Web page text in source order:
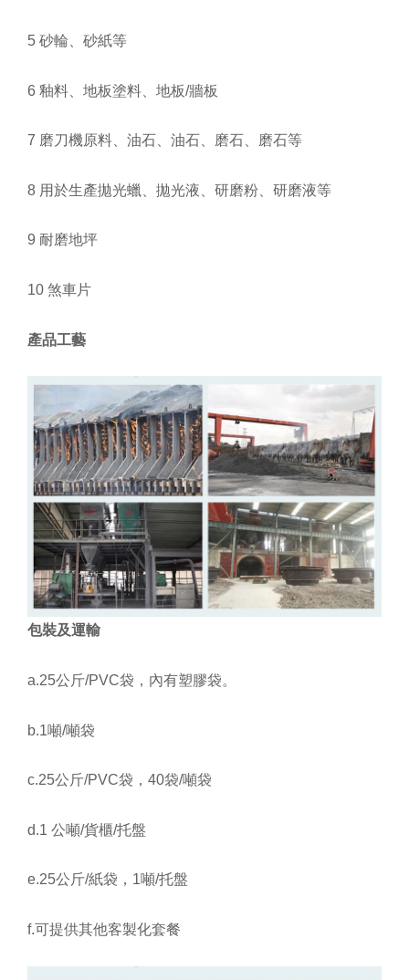
5 砂輪、砂紙等
6 釉料、地板塗料、地板/牆板
7 磨刀機原料、油石、油石、磨石、磨石等
8 用於生產拋光蠟、拋光液、研磨粉、研磨液等
9 耐磨地坪
10 煞車片
產品工藝
包裝及運輸
a.25公斤/PVC袋，內有塑膠袋。
b.1噸/噸袋
c.25公斤/PVC袋，40袋/噸袋
d.1 公噸/貨櫃/托盤
e.25公斤/紙袋，1噸/托盤
f.可提供其他客製化套餐